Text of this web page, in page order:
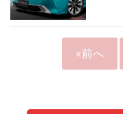
«前へ